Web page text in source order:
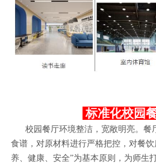
标准化校园
校园餐厅环境整洁，宽敞明亮。餐
食谱，对原材料进行严格把控，对餐
养、健康、安全”为基本原则，为师生